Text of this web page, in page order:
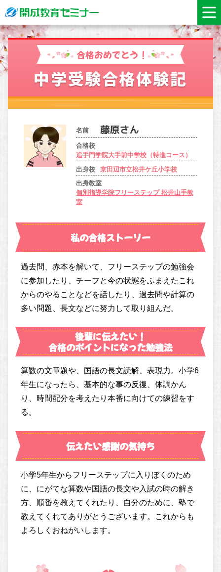
合格おめでとう！
中学受験合格体験記
名前
合格校
追手門学院大手前中学校（特進コース）
出身校
京田辺市立松井ケ丘小学校
出身教室
個別指導学院フリーステップ 松井山手教
室
私の合格ストーリー
過去問、赤本を解いて、フリーステップの勉強会
に参加したり、チーフと今の状態をふまえたこれ
からのやることなどを話したり、過去問や計算の
多い問題、長文などに努力して取り組んだ。
後輩に伝えたい！
合格のポイントになった勉強法
算数の文章題や、国語の長文読解、表現力。小学6
年生になったら、基本的な事の反復、体調かん
り、時間配分を考えたり本番に向けての練習をす
る。
伝えたい感謝の気持ち
小学5年生からフリーステップに入りぼくのため
に、にがてな算数や国語の長文や入試の時の解き
方、順番を教えてくれたり、自分のために、塾で
教えてくれてありがとうございます。これからも
よろしくおねがいします。